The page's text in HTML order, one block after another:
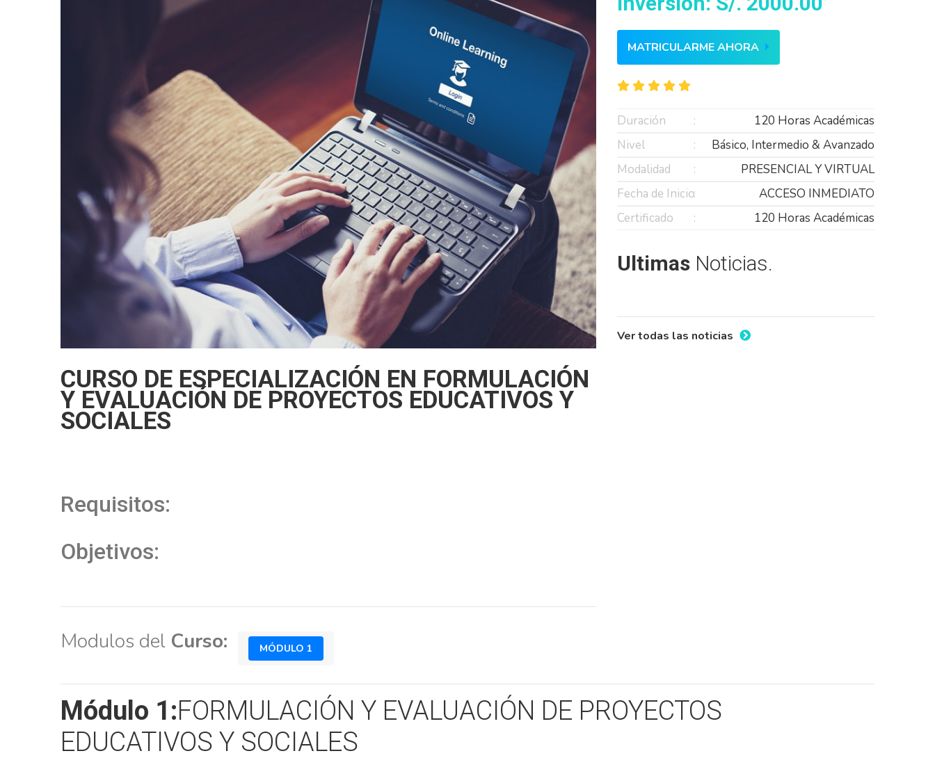
CURSO DE ESPECIALIZACIÓN EN FORMULACIÓN
Y EVALUACIÓN DE PROYECTOS EDUCATIVOS Y
SOCIALES
Requisitos:
Objetivos:
MATRICULARME AHORA
Duración
120 Horas Académicas
Nivel
Básico, Intermedio & Avanzado
Modalidad
PRESENCIAL Y VIRTUAL
Fecha de Inicio
ACCESO INMEDIATO
Certificado
120 Horas Académicas
Ultimas Noticias.
Ver todas las noticias
Modulos del Curso: MÓDULO 1
Módulo 1:FORMULACIÓN Y EVALUACIÓN DE PROYECTOS
EDUCATIVOS Y SOCIALES